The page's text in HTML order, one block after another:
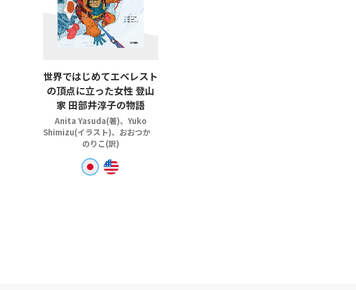
世界ではじめてエベレスト
の頂点に立った女性 登山
家 田部井淳子の物語
Anita Yasuda(著)、Yuko
Shimizu(イラスト)、おおつか
のりこ(訳)